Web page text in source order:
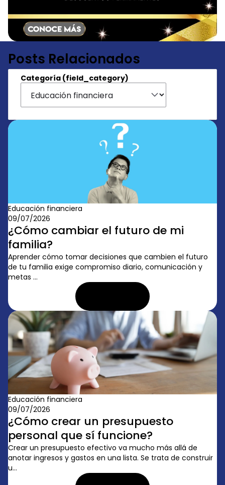
Posts Relacionados
Categoría (field_category)
Educación financiera
09/07/2026
¿Cómo cambiar el futuro de mi
familia?
Aprender cómo tomar decisiones que cambien el futuro
de tu familia exige compromiso diario, comunicación y
metas ...
Educación financiera
09/07/2026
¿Cómo crear un presupuesto
personal que sí funcione?
Crear un presupuesto efectivo va mucho más allá de
anotar ingresos y gastos en una lista. Se trata de construir
u...